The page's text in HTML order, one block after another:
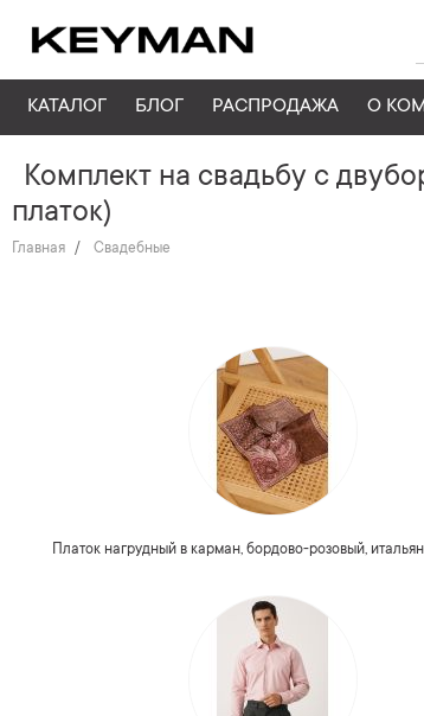
КАТАЛОГ О
РАСПРОДАЖА
БЛОГ
Комплект на свадьбу с
платок)
Главная Свадебные
Платок нагрудный в карман, бордово-розовый,